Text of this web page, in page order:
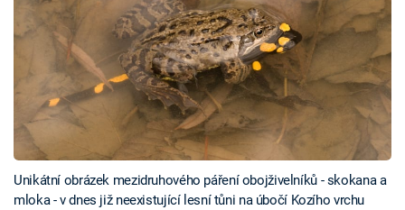
Unikátní obrázek mezidruhového páření obojživelníků - skokana a
mloka - v dnes již neexistující lesní tůni na úbočí Kozího vrchu